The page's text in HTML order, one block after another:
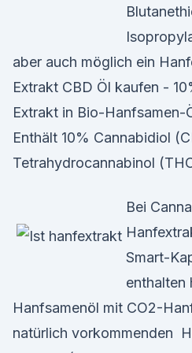
aber auch möglich ein
Extrakt CBD Öl kaufen -
Extrakt in Bio-Hanfsamen-
Enthält 10% Cannabidiol
Tetrahydrocannabinol
Bei
Smart-
enthalten
Hanfsamenöl mit CO2-
natürlich vorkommenden